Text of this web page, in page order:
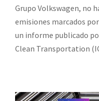
Grupo Volkswagen, no
emisiones marcados
un informe publicado
Clean Transportation